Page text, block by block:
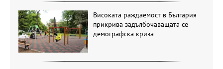
Високата раждаемост в България
прикрива задълбочаващата се
демографска криза